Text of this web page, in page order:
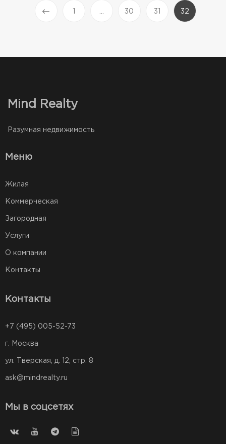
30 31 32(current)
Mind Realty
Разумная недвижимость
Меню
Жилая
Коммерческая
Загородная
Услуги
О компании
Контакты
Контакты
+7 (495) 005-52-73
г. Москва
ул. Тверская, д. 12, стр. 8
ask@mindrealty.ru
Мы в соцсетях